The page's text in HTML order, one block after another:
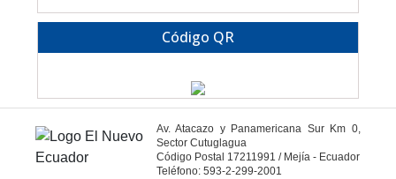
Código QR
Av. Atacazo y Panamericana Sur Km 0,
Sector Cutuglagua
Código Postal 17211991 / Mejía - Ecuador
Teléfono: 593-2-299-2001